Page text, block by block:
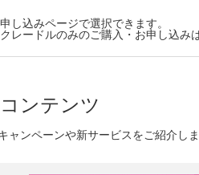
し込みページで選択できます。
レードルのみのご購入・お申し込み
ンテンツ
ャンペーンや新サービスをご紹介しま